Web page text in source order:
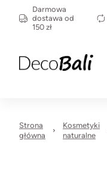
Darmowa
dostawa od
150 zł
Strona
główna
Kosmetyki
naturalne